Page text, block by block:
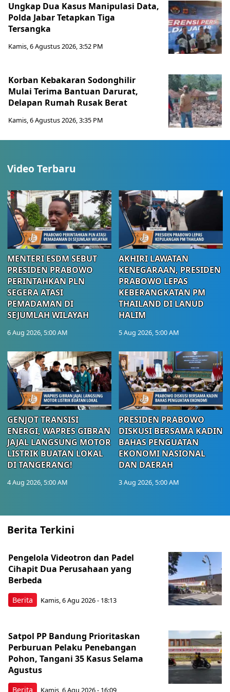
Ungkap Dua Kasus Manipulasi Data,
Polda Jabar Tetapkan Tiga
Tersangka
Kamis, 6 Agustus 2026, 3:52 PM
Korban Kebakaran Sodonghilir
Mulai Terima Bantuan Darurat,
Delapan Rumah Rusak Berat
Kamis, 6 Agustus 2026, 3:35 PM
Video Terbaru
MENTERI ESDM SEBUT
PRESIDEN PRABOWO
PERINTAHKAN PLN
SEGERA ATASI
PEMADAMAN DI
SEJUMLAH WILAYAH
6 Aug 2026, 5:00 AM
AKHIRI LAWATAN
KENEGARAAN, PRESIDEN
PRABOWO LEPAS
KEBERANGKATAN PM
THAILAND DI LANUD
HALIM
5 Aug 2026, 5:00 AM
GENJOT TRANSISI
ENERGI, WAPRES GIBRAN
JAJAL LANGSUNG MOTOR
LISTRIK BUATAN LOKAL
DI TANGERANG!
4 Aug 2026, 5:00 AM
PRESIDEN PRABOWO
DISKUSI BERSAMA KADIN
BAHAS PENGUATAN
EKONOMI NASIONAL
DAN DAERAH
3 Aug 2026, 5:00 AM
Berita Terkini
Berita
Pengelola Videotron dan Padel
Cihapit Dua Perusahaan yang
Berbeda
Kamis, 6 Agu 2026 - 18:13
Berita
Satpol PP Bandung Prioritaskan
Perburuan Pelaku Penebangan
Pohon, Tangani 35 Kasus Selama
Agustus